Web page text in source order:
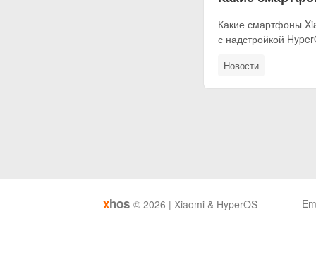
Какие смартфоны
с надстройкой
Новости
xhos© 2026 | Xiaomi & HyperOS